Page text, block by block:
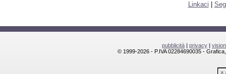
Linkaci
pubblicità | privacy |
© 1999-2026 - P.IVA 02284690035 -